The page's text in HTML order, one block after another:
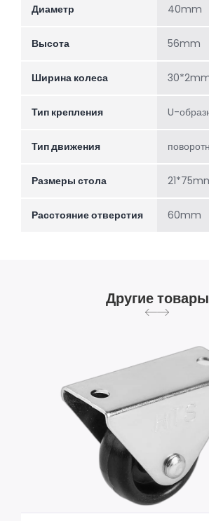
Диаметр 40mm
Высота 56mm
Ширина колеса
Тип крепления U-
Тип движения
Размеры стола
Расстояние отверстия 60mm
Другие товары